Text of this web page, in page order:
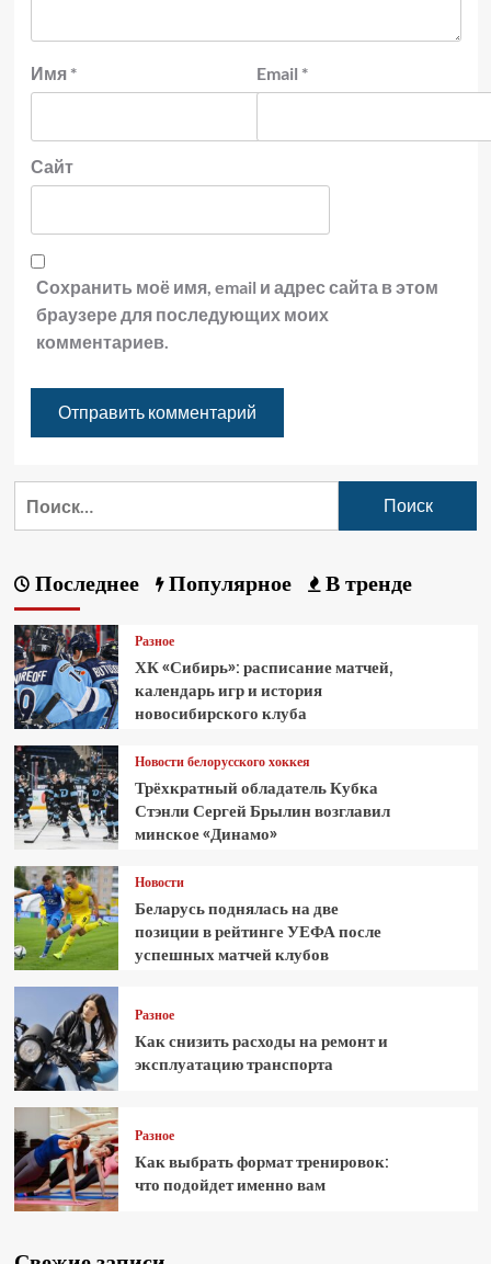
Имя * Email *
Сайт
Сохранить моё имя, email и адрес сайта в этом
браузере для последующих моих
комментариев.
Последнее Популярное В тренде
Разное
ХК «Сибирь»: расписание матчей,
календарь игр и история
новосибирского клуба
Новости белорусского хоккея
Трёхкратный обладатель Кубка
Стэнли Сергей Брылин возглавил
минское «Динамо»
Новости
Беларусь поднялась на две
позиции в рейтинге УЕФА после
успешных матчей клубов
Разное
Как снизить расходы на ремонт и
эксплуатацию транспорта
Разное
Как выбрать формат тренировок:
что подойдет именно вам